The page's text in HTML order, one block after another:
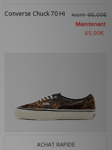
Converse Chuck 70 Hi Avant95,00€
Maintenant
65,00€
ACHAT RAPIDE